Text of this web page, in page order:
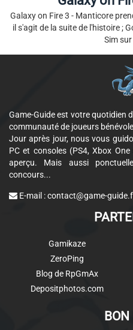
Galaxy on Fire 3 - Manticore
il s'agit de la suite de l'histoire ;
Sim
Game-Guide est votre quotidien
communauté de joueurs
Jour après jour, nous vous
PC et consoles (PS4, Xbox
aperçu. Mais aussi
concours...
E-mail :contact@game-
Gamikaze
ZeroPing
Blog de RpGmAx
Depositphotos.com